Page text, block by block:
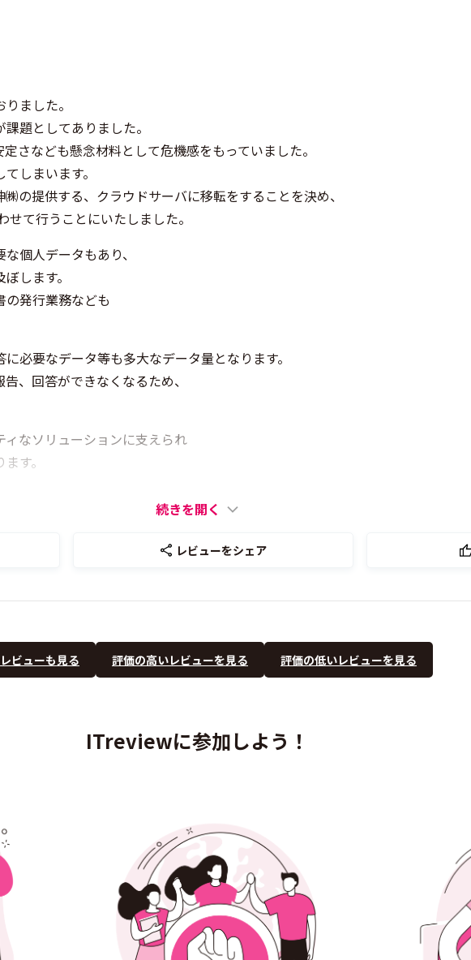
ました。
題としてありました。
さなども懸念材料として危機感をもっていました。
しまいます。
の提供する、クラウドサーバに移転をすることを決め、
て行うことにいたしました。
個人データもあり、
します。
の発行業務なども
必要なデータ等も多大なデータ量となります。
、回答ができなくなるため、
なソリューションに支えられ
す。
続きを開く
レビューをシェア
ビューも見る 評価の高いレビューを見る 評価の低いレビューを見る
ITreviewに参加しよう！